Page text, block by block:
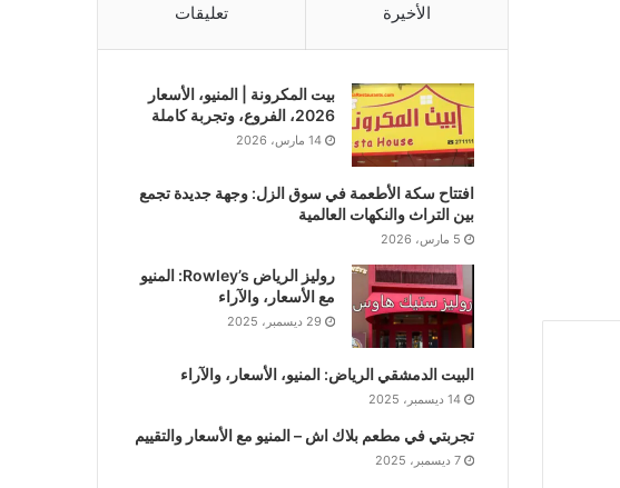
الأخيرة تعليقات
بيت المكرونة | المنيو، الأسعار
2026، الفروع، وتجربة كاملة
14 مارس، 2026
افتتاح سكة الأطعمة في سوق الزل: وجهة جديدة تجمع
بين التراث والنكهات العالمية
5 مارس، 2026
روليز الرياض Rowley’s: المنيو
مع الأسعار، والآراء
29 ديسمبر، 2025
البيت الدمشقي الرياض: المنيو، الأسعار، والآراء
14 ديسمبر، 2025
تجربتي في مطعم بلاك اش – المنيو مع الأسعار والتقييم
7 ديسمبر، 2025